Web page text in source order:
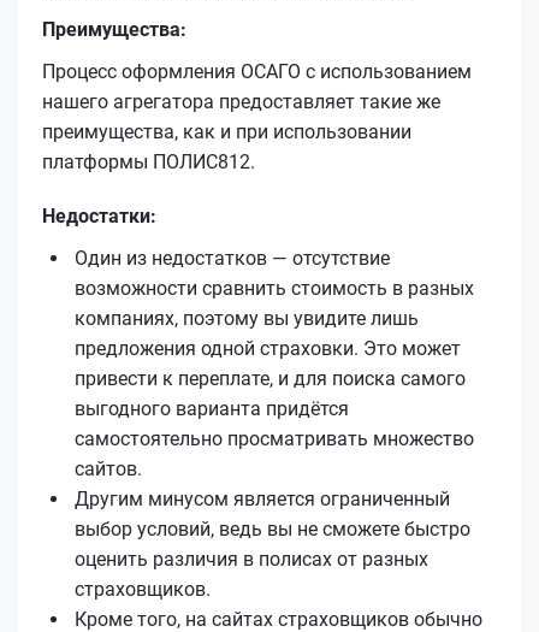
Преимущества:
Процесс оформления ОСАГО с использованием
нашего агрегатора предоставляет такие же
преимущества, как и при использовании
платформы ПОЛИС812.
Недостатки:
Один из недостатков — отсутствие
возможности сравнить стоимость в разных
компаниях, поэтому вы увидите лишь
предложения одной страховки. Это может
привести к переплате, и для поиска самого
выгодного варианта придётся
самостоятельно просматривать множество
сайтов.
Другим минусом является ограниченный
выбор условий, ведь вы не сможете быстро
оценить различия в полисах от разных
страховщиков.
Кроме того, на сайтах страховщиков обычно